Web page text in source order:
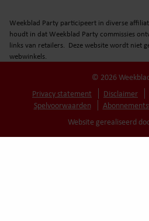
Weekblad Party participeert in diverse
houdt in dat Weekblad Party commissies
links van retailers. Deze website wordt niet
webwinkels.
© 2026
Privacy statement
Disclaimer
Spelvoorwaarden
Website gerealiseerd